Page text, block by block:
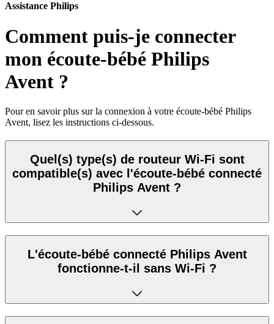
Assistance Philips
Comment puis-je connecter
mon écoute-bébé Philips
Avent ?
Pour en savoir plus sur la connexion à votre écoute-bébé Philips
Avent, lisez les instructions ci-dessous.
Quel(s) type(s) de routeur Wi-Fi sont
compatible(s) avec l'écoute-bébé connecté
Philips Avent ?
L'écoute-bébé connecté Philips Avent
fonctionne-t-il sans Wi-Fi ?